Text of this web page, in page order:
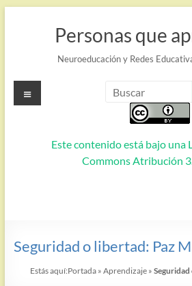
Personas que
Neuroeducación y Redes
Este contenido está bajo una
Commons Atribución
Menú
Seguridad o libertad: Paz
Estás aquí:Portada »Aprendizaje »